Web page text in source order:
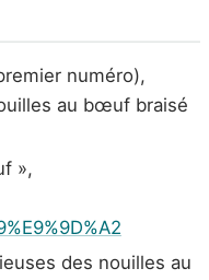
numéro),
au bœuf braisé
»,
des nouilles au